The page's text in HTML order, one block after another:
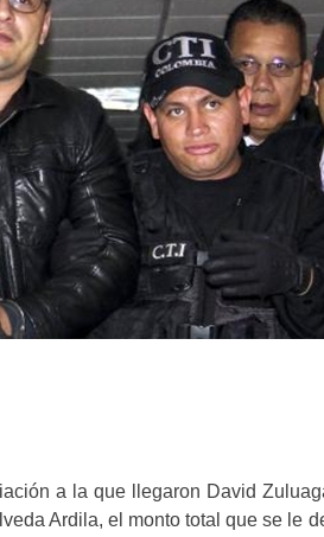
a la que llegaron David
Ardila, el monto total que se le